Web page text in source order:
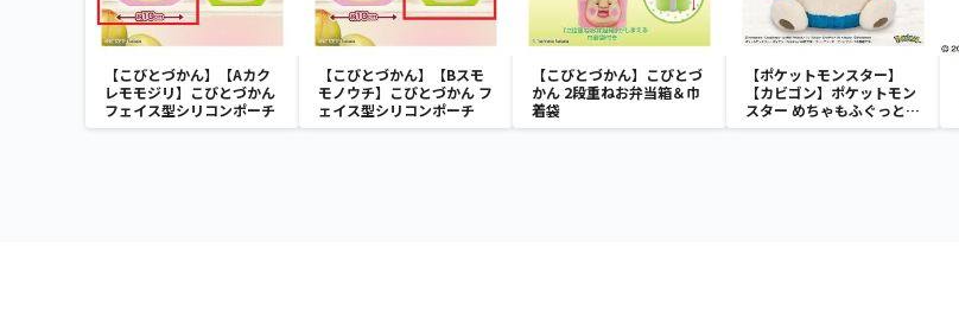
【こびとづかん】【Aカク
レモモジリ】こびとづかん
フェイス型シリコンポーチ
【こびとづかん】【Bスモ
モノウチ】こびとづかん フ
ェイス型シリコンポーチ
【こびとづかん】こびとづ
かん 2段重ねお弁当箱＆巾
着袋
【ポケットモンスター】
【カビゴン】ポケットモン
スター めちゃもふぐっと
ほっこりいやされぬいぐる